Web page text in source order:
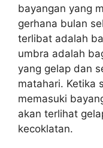
bayangan yang
gerhana bulan
terlibat adalah
umbra adalah
yang gelap dan
matahari. Ketika
memasuki
akan terlihat
kecoklatan.